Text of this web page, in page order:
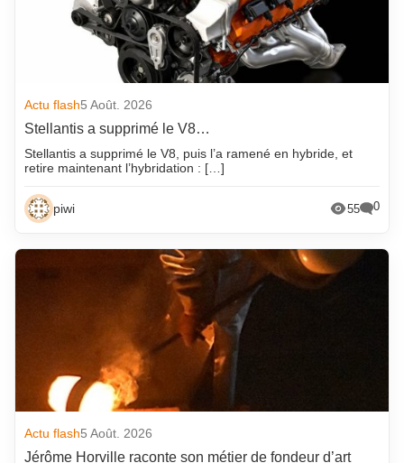
Actu flash5 Août. 2026
Stellantis a supprimé le V8…
Stellantis a supprimé le V8, puis l’a ramené en hybride, et
retire maintenant l’hybridation : […]
piwi 55 0
Actu flash5 Août. 2026
Jérôme Horville raconte son métier de fondeur d’art